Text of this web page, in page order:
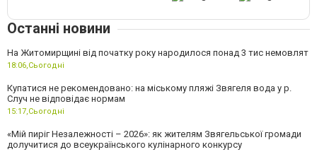
Останні новини
На Житомирщині від початку року народилося понад 3 тис немовлят
18:06,Сьогодні
Купатися не рекомендовано: на міському пляжі Звягеля вода у р.
Случ не відповідає нормам
15:17,Сьогодні
«Мій пиріг Незалежності – 2026»: як жителям Звягельської громади
долучитися до всеукраїнського кулінарного конкурсу